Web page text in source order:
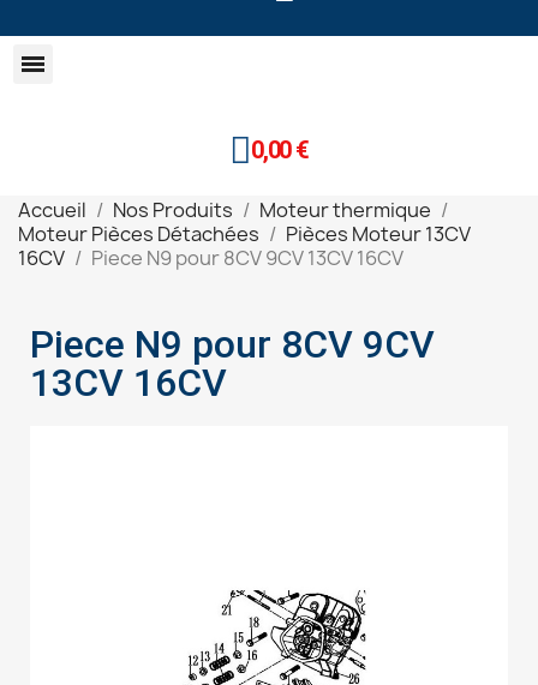
0,00 €
Accueil Nos Produits
Moteur thermique
Moteur Pièces Détachées
Pièces Moteur 13CV
16CV
Piece N9 pour 8CV 9CV 13CV 16CV
Piece N9 pour 8CV 9CV
13CV 16CV